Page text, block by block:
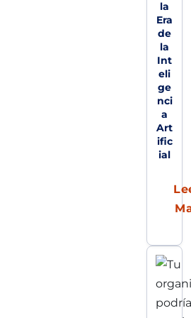
la
Era
de
la
Int
eli
ge
nci
a
Art
ific
ial